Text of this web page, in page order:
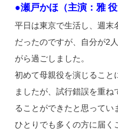
●瀬戸かほ（主演：雅 役
平日は東京で生活し、週末
だったのですが、自分が2
がら過ごしました。
初めて母親役を演じること
ましたが、試行錯誤を重
ることができたと思ってい
ひとりでも多くの方に届く